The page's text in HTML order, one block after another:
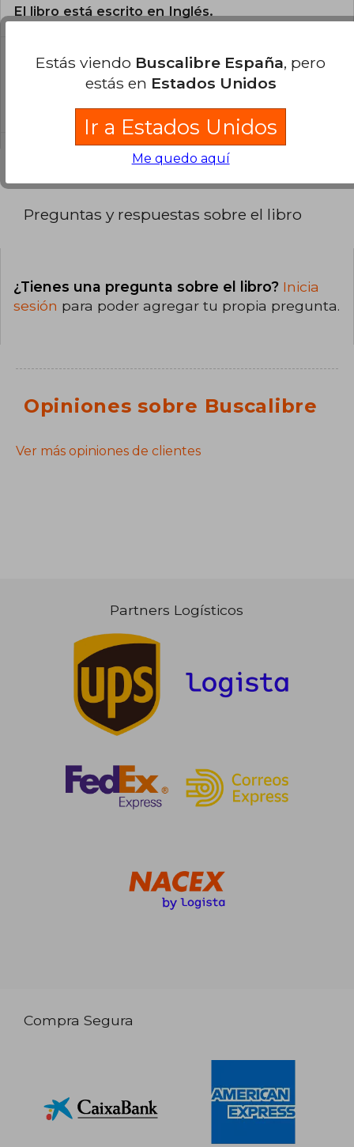
El libro está escrito en Inglés.
¿Cuál es la encuadernación de este libro?
La encuadernación de esta edición es Tapa
Preguntas y respuestas sobre el libro
¿Tienes una pregunta sobre el libro? Inicia
sesión para poder agregar tu propia pregunta.
Opiniones sobre Buscalibre
Ver más opiniones de clientes
Partners Logísticos
Compra Segura
Estás viendo Buscalibre España, pero
estás en Estados Unidos
Ir a Estados Unidos
Me quedo aquí